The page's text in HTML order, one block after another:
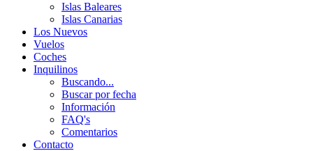
Islas Baleares
Islas Canarias
Los Nuevos
Vuelos
Coches
Inquilinos
Buscando...
Buscar por fecha
Información
FAQ's
Comentarios
Contacto